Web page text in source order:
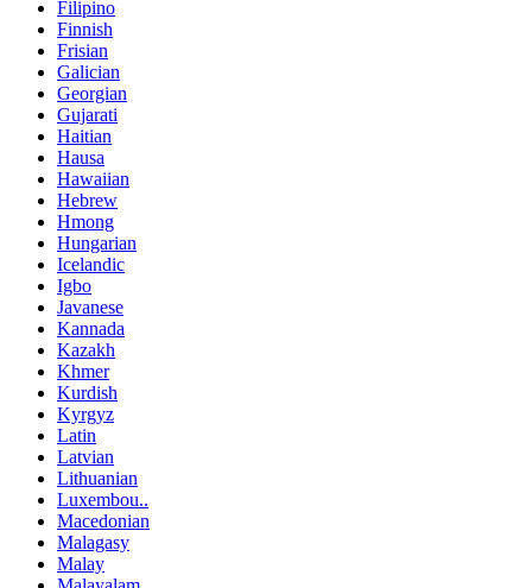
Filipino
Finnish
Frisian
Galician
Georgian
Gujarati
Haitian
Hausa
Hawaiian
Hebrew
Hmong
Hungarian
Icelandic
Igbo
Javanese
Kannada
Kazakh
Khmer
Kurdish
Kyrgyz
Latin
Latvian
Lithuanian
Luxembou..
Macedonian
Malagasy
Malay